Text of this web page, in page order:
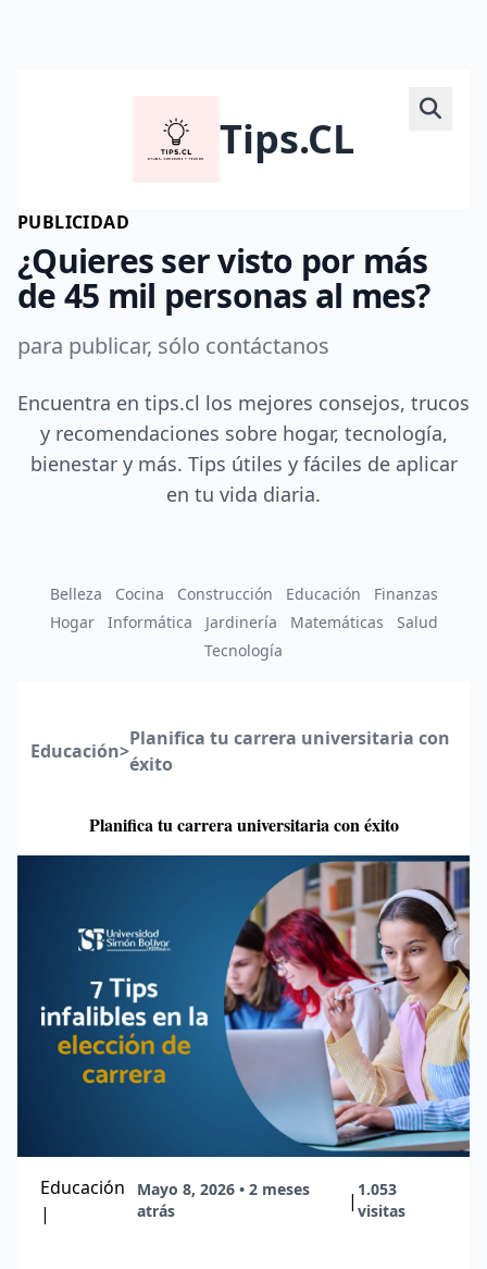
Tips.CL
PUBLICIDAD
¿Quieres ser visto por más
de 45 mil personas al mes?
para publicar, sólo contáctanos
Encuentra en tips.cl los mejores consejos, trucos
y recomendaciones sobre hogar, tecnología,
bienestar y más. Tips útiles y fáciles de aplicar
en tu vida diaria.
Belleza Cocina Construcción Educación
Finanzas
Hogar
Informática Jardinería Matemáticas
Salud
Tecnología
Educación>
Planifica tu carrera universitaria con
éxito
Planifica tu carrera universitaria con éxito
Educación
|
Mayo 8, 2026 • 2 meses
atrás
| 1.053
visitas